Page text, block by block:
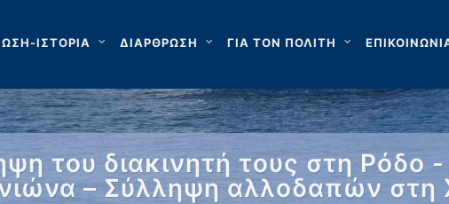
ΙΣΤΟΡΙΑ ΔΙΑΡΘΡΩΣΗ ΓΙΑ ΤΟΝ ΠΟΛΙΤΗ
του διακινητή τους στη Ρόδο -
– Σύλληψη αλλοδαπών στη